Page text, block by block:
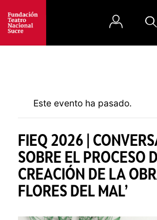
Este evento ha pasado.
FIEQ 2026 |
SOBRE EL PROCESO
CREACIÓN DE LA
FLORES DEL MAL’